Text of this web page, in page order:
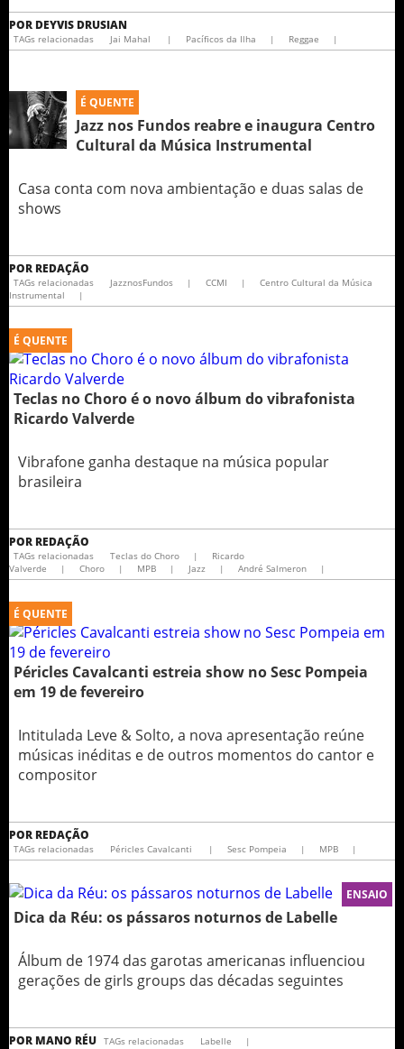
POR DEYVIS DRUSIAN
TAGs relacionadas Jai Mahal | Pacíficos da Ilha | Reggae |
É QUENTE
Jazz nos Fundos reabre e inaugura Centro
Cultural da Música Instrumental
Casa conta com nova ambientação e duas salas de
shows
POR REDAÇÃO
TAGs relacionadas JazznosFundos | CCMI |
Centro Cultural da Música
Instrumental
|
É QUENTE
Teclas no Choro é o novo álbum do vibrafonista
Ricardo Valverde
Vibrafone ganha destaque na música popular
brasileira
POR REDAÇÃO
TAGs relacionadas Teclas do Choro |
Ricardo
Valverde
| Choro | MPB | Jazz | André Salmeron |
É QUENTE
Péricles Cavalcanti estreia show no Sesc Pompeia
em 19 de fevereiro
Intitulada Leve & Solto, a nova apresentação reúne
músicas inéditas e de outros momentos do cantor e
compositor
POR REDAÇÃO
TAGs relacionadas Péricles Cavalcanti | Sesc Pompeia | MPB |
ENSAIO
Dica da Réu: os pássaros noturnos de Labelle
Álbum de 1974 das garotas americanas influenciou
gerações de girls groups das décadas seguintes
POR MANO RÉU TAGs relacionadas Labelle |